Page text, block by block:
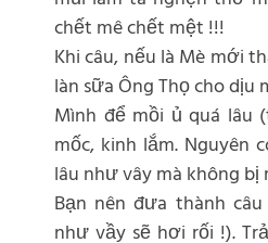
chết mê chết mệt !!!
Khi câu, nếu là Mè mới
làn sữa Ông Thọ cho dịu
Mình để mồi ủ quá lâu
mốc, kinh lắm. Nguyên
lâu như vây mà không bị
Bạn nên đưa thành
như vầy sẽ hơi rối !).